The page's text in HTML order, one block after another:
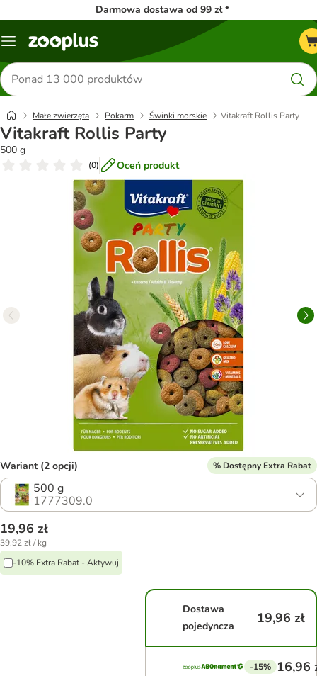
Darmowa dostawa od 99 zł *
Menu
Szukaj
produktów
Małe zwierzęta Pokarm Świnki morskie Vitakraft Rollis Party
Vitakraft Rollis Party
500 g
(0) Oceń produkt
Wariant (2 opcji) % Dostępny Extra Rabat
500 g
1777309.0
19,96 zł
39,92 zł / kg
-10% Extra Rabat - Aktywuj
Dostawa
pojedyncza
19,96 zł
-15% 16,96